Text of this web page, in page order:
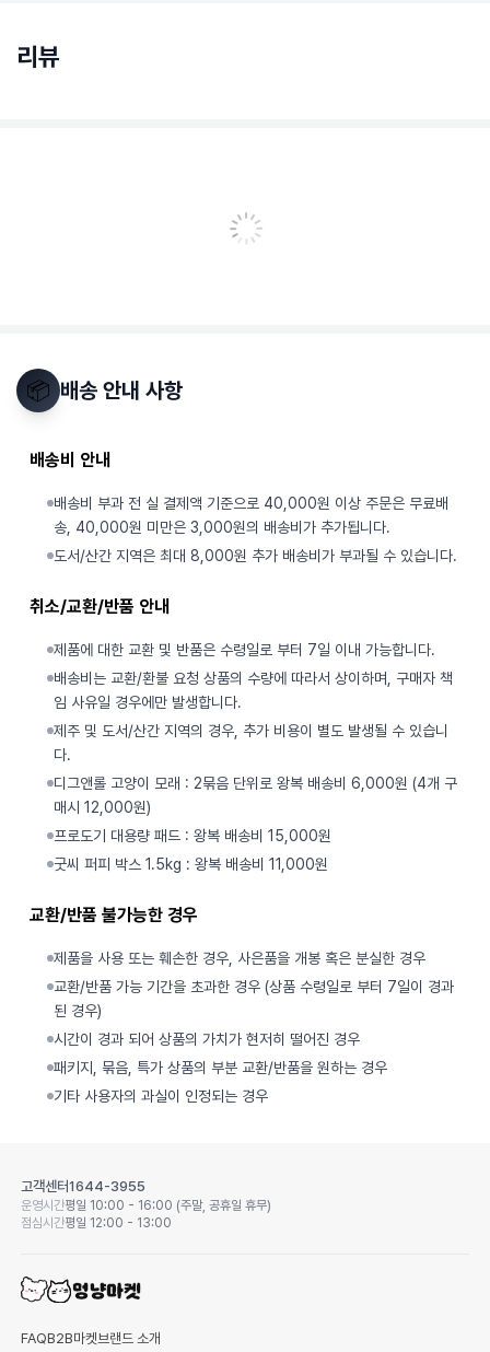
리뷰
📦 배송 안내 사항
배송비 안내
배송비 부과 전 실 결제액 기준으로 40,000원 이상 주문은 무료배
송, 40,000원 미만은 3,000원의 배송비가 추가됩니다.
도서/산간 지역은 최대 8,000원 추가 배송비가 부과될 수 있습니다.
취소/교환/반품 안내
제품에 대한 교환 및 반품은 수령일로 부터 7일 이내 가능합니다.
배송비는 교환/환불 요청 상품의 수량에 따라서 상이하며, 구매자 책
임 사유일 경우에만 발생합니다.
제주 및 도서/산간 지역의 경우, 추가 비용이 별도 발생될 수 있습니
다.
디그앤롤 고양이 모래 : 2묶음 단위로 왕복 배송비 6,000원 (4개 구
매시 12,000원)
프로도기 대용량 패드 : 왕복 배송비 15,000원
굿씨 퍼피 박스 1.5kg : 왕복 배송비 11,000원
교환/반품 불가능한 경우
제품을 사용 또는 훼손한 경우, 사은품을 개봉 혹은 분실한 경우
교환/반품 가능 기간을 초과한 경우 (상품 수령일로 부터 7일이 경과
된 경우)
시간이 경과 되어 상품의 가치가 현저히 떨어진 경우
패키지, 묶음, 특가 상품의 부분 교환/반품을 원하는 경우
기타 사용자의 과실이 인정되는 경우
고객센터1644-3955
운영시간평일 10:00 - 16:00 (주말, 공휴일 휴무)
점심시간평일 12:00 - 13:00
FAQB2B마켓 브랜드 소개